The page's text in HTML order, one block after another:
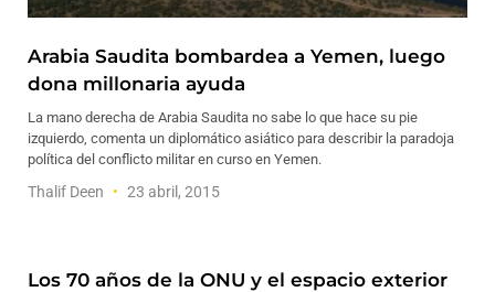
Arabia Saudita bombardea a Yemen, luego
dona millonaria ayuda
La mano derecha de Arabia Saudita no sabe lo que hace su pie
izquierdo, comenta un diplomático asiático para describir la paradoja
política del conflicto militar en curso en Yemen.
Thalif Deen 23 abril, 2015
Los 70 años de la ONU y el espacio exterior